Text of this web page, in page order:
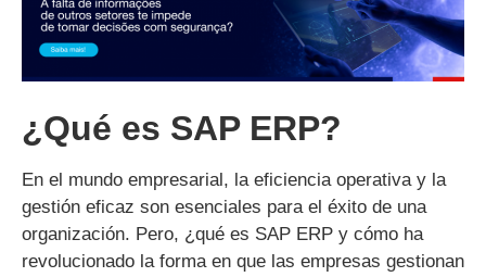
¿Qué es SAP ERP?
En el mundo empresarial, la eficiencia operativa y la
gestión eficaz son esenciales para el éxito de una
organización. Pero, ¿qué es SAP ERP y cómo ha
revolucionado la forma en que las empresas gestionan